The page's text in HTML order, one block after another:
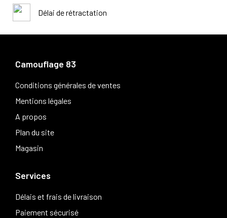
Délai de rétractation
Camouflage 83
Conditions générales de ventes
Mentions légales
A propos
Plan du site
Magasin
Services
Délais et frais de livraison
Paiement sécurisé